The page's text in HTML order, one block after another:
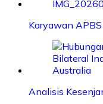
Karyawan
Analisis